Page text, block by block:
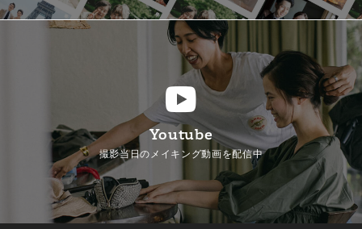
Youtube
撮影当日のメイキング動画を配信中